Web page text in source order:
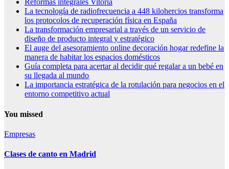
Reformas integrales Vitoria
La tecnología de radiofrecuencia a 448 kilohercios transforma
los protocolos de recuperación física en España
La transformación empresarial a través de un servicio de
diseño de producto integral y estratégico
El auge del asesoramiento online decoración hogar redefine la
manera de habitar los espacios domésticos
Guía completa para acertar al decidir qué regalar a un bebé en
su llegada al mundo
La importancia estratégica de la rotulación para negocios en el
entorno competitivo actual
You missed
Empresas
Clases de canto en Madrid